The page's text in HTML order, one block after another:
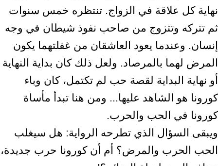
نهاية كل علاقة في الزواج. تنتظره خمس سنوات
ثم تتركه وتتزوج من صاحب نفوذ شيطان في وجه
إنسان. وعندما يعود العاشقان من غفلتهما يكون
المرض لهما بالمرصاد. ولعل ذلك كان بداية النهاية
أو نهاية البداية لقصة حب لم تكتمل، كان وباء
كورونا هو الشاهد عليها... ومن هنا تبدأ مأساة
كورونا في الحب والحرب.
ويبقى السؤال الذي تطرحه الرواية: هل سيغلب
الحب الحرب والمرض؟ أم أن كورونا حرب جديدة،